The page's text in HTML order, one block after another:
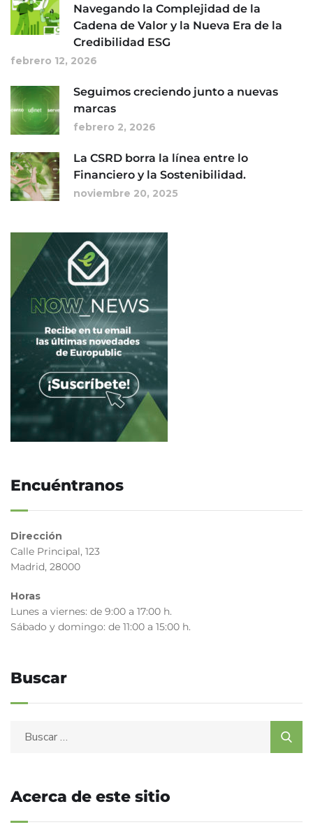
Navegando la Complejidad de la
Cadena de Valor y la Nueva Era de la
Credibilidad ESG
febrero 12, 2026
Seguimos creciendo junto a nuevas
marcas
febrero 2, 2026
La CSRD borra la línea entre lo
Financiero y la Sostenibilidad.
noviembre 20, 2025
Encuéntranos
Dirección
Calle Principal, 123
Madrid, 28000
Horas
Lunes a viernes: de 9:00 a 17:00 h.
Sábado y domingo: de 11:00 a 15:00 h.
Buscar
Acerca de este sitio